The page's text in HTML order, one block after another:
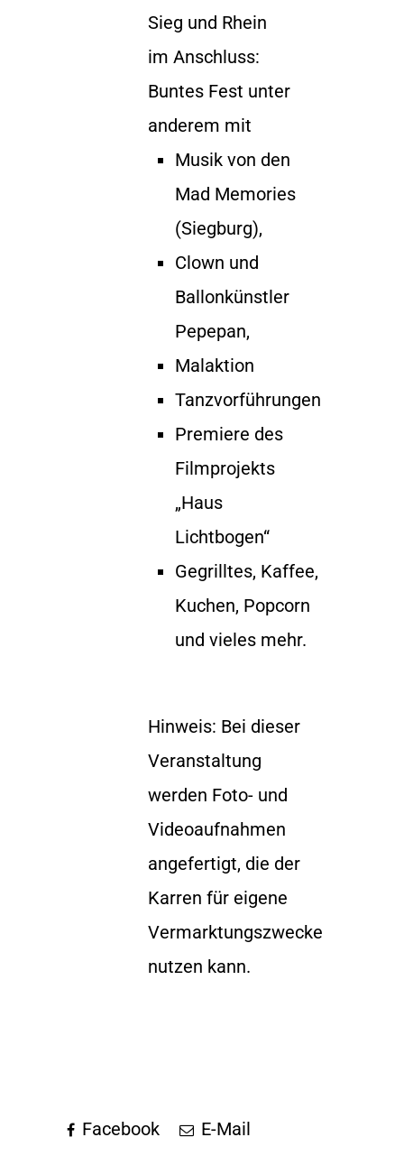
Sieg und Rhein
im Anschluss:
Buntes Fest unter
anderem mit
Musik von den
Mad Memories
(Siegburg),
Clown und
Ballonkünstler
Pepepan,
Malaktion
Tanzvorführungen
Premiere des
Filmprojekts
„Haus
Lichtbogen“
Gegrilltes, Kaffee,
Kuchen, Popcorn
und vieles mehr.
Hinweis: Bei dieser
Veranstaltung
werden Foto- und
Videoaufnahmen
angefertigt, die der
Karren für eigene
Vermarktungszwecke
nutzen kann.
Facebook E-Mail